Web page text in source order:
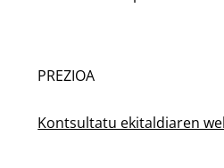
PREZIOA
Kontsultatu ekitaldiaren